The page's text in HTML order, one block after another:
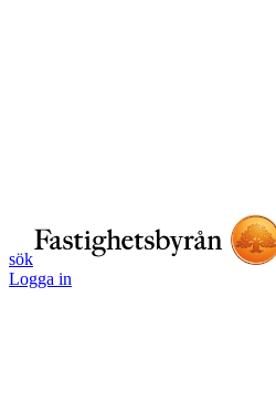
sök
Logga in